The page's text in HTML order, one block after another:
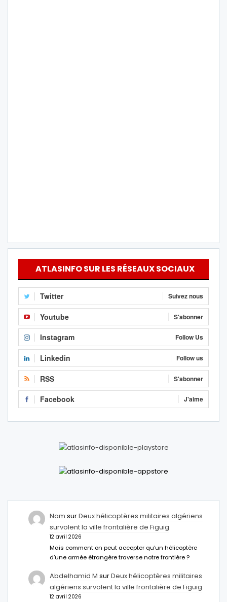
ATLASINFO SUR LES RÉSEAUX SOCIAUX
Twitter Suivez nous
Youtube S'abonner
Instagram Follow Us
Linkedin Follow us
RSS S'abonner
Facebook J'aime
Nam surDeux hélicoptères militaires algériens
survolent la ville frontalière de Figuig
12 avril 2026
Mais comment on peut accepter qu’un hélicoptère
d’une armée étrangère traverse notre frontière ?
Abdelhamid M surDeux hélicoptères militaires
algériens survolent la ville frontalière de Figuig
12 avril 2026